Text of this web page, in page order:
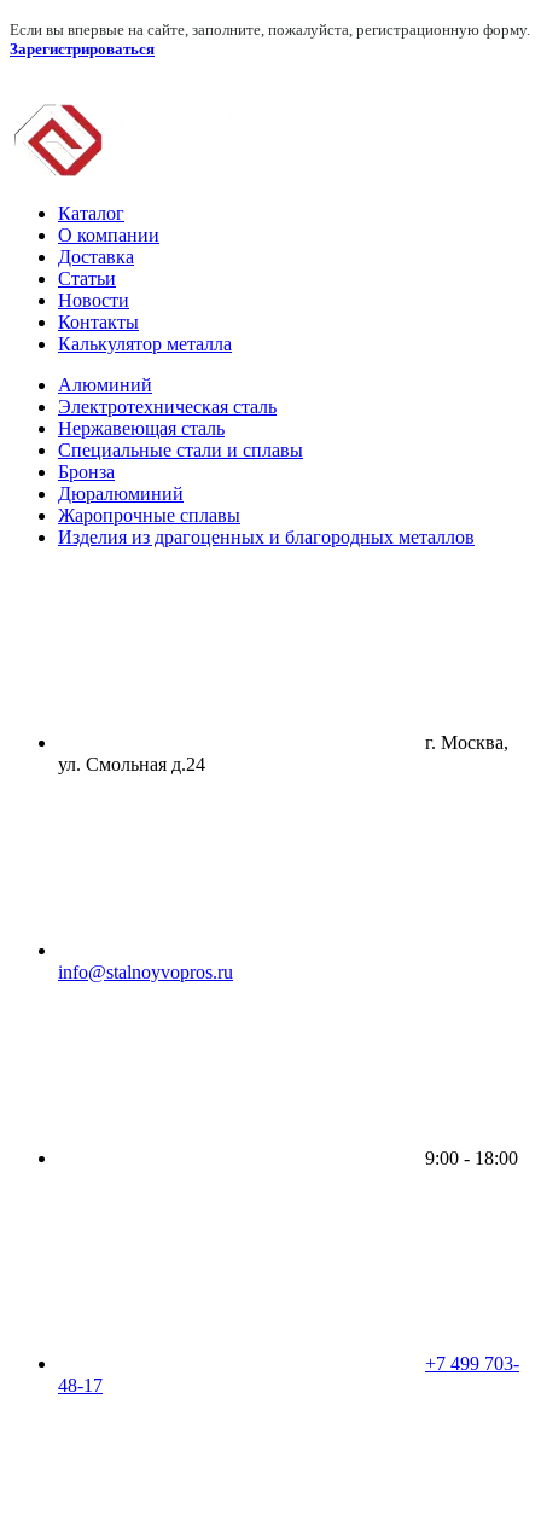
Если вы впервые на сайте, заполните, пожалуйста, регистрационную форму.
Зарегистрироваться
Каталог
О компании
Доставка
Статьи
Новости
Контакты
Калькулятор металла
Алюминий
Электротехническая сталь
Нержавеющая сталь
Специальные стали и сплавы
Бронза
Дюралюминий
Жаропрочные сплавы
Изделия из драгоценных и благородных металлов
г. Москва,
ул. Смольная д.24
info@stalnoyvopros.ru
9:00 - 18:00
+7 499 703-
48-17